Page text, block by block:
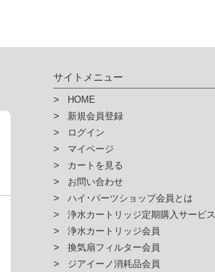
サイトメニュー
HOME
新規会員登録
ログイン
マイページ
カートを見る
お問い合わせ
ハイ･パーツショップ会員とは
浄水カートリッジ定期購入サービス
浄水カートリッジ会員
換気扇フィルター会員
ジアイーノ消耗品会員